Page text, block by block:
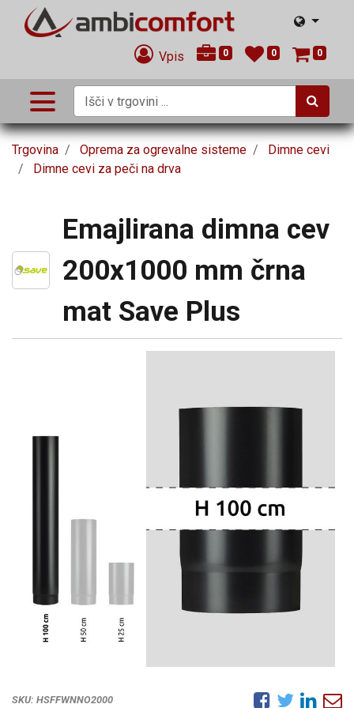
Vpis 0 0 0
Trgovina Oprema za ogrevalne sisteme
Dimne cevi
Dimne cevi za peči na drva
Emajlirana dimna cev
200x1000 mm črna
mat Save Plus
SKU: HSFFWNNO2000